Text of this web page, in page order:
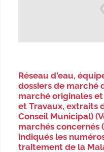
Réseau d'eau,
dossiers de marché
marché originales
et Travaux, extraits
Conseil Municipal)
marchés concernés
indiqués les
traitement de la